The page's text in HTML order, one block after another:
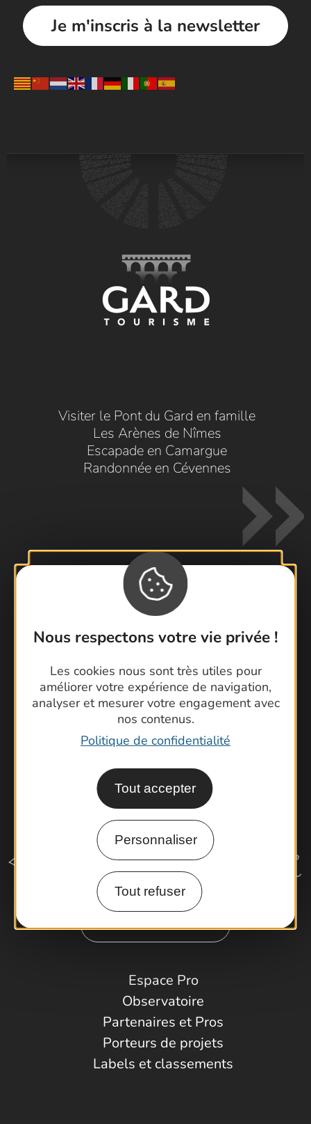
Nous respectons votre vie privée !
Les cookies nous sont très utiles pour
améliorer votre expérience de navigation,
analyser et mesurer votre engagement avec
nos contenus.
Politique de confidentialité
Tout accepter
Personnaliser
Tout refuser
Je m'inscris à la newsletter
Visiter le Pont du Gard en famille
Les Arènes de Nîmes
Escapade en Camargue
Randonnée en Cévennes
Contactez-nous !
Foire aux questions
Cartoguides et Topoguides
Latitude Gard
Comment venir ?
Espace Pro
Observatoire
Partenaires et Pros
Porteurs de projets
Labels et classements